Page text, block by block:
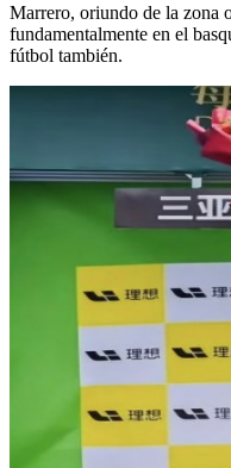
Marrero, oriundo de la zona
fundamentalmente en el
fútbol también.